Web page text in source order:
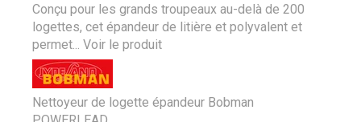
Conçu pour les grands troupeaux au-delà de 200
logettes, cet épandeur de litière et polyvalent et
permet...
Voir le produit
Nettoyeur de logette épandeur Bobman